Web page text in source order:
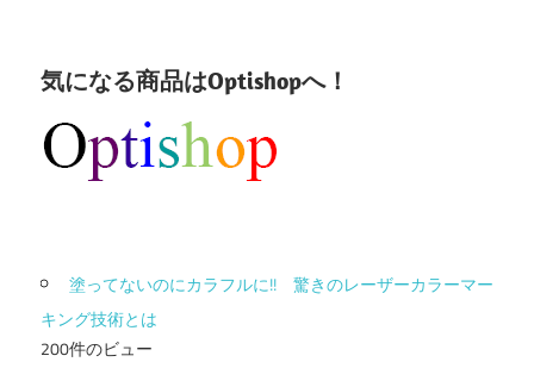
気になる商品はOptishopへ！
塗ってないのにカラフルに!! 驚きのレーザーカラーマー
キング技術とは
200件のビュー